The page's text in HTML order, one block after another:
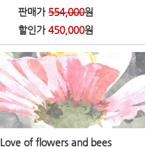
판매가554,000원
할인가450,000원
Love of flowers and bees